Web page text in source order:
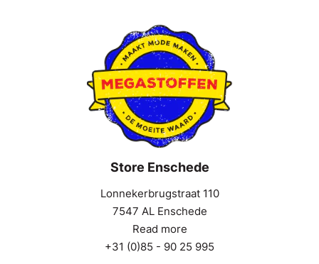
Store Enschede
Lonnekerbrugstraat 110
7547 AL Enschede
Read more
+31 (0)85 - 90 25 995